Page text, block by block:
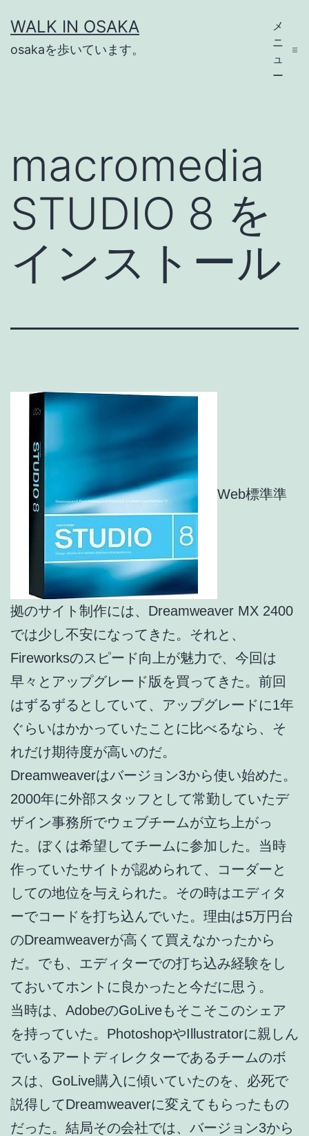
ン
テ
WALK IN OSAKA
osakaを歩いています。
メ
ニ
ュ
ー
macromedia
STUDIO 8 を
インストール
Web標準準
拠のサイト制作には、Dreamweaver MX 2400
では少し不安になってきた。それと、
Fireworksのスピード向上が魅力で、今回は
早々とアップグレード版を買ってきた。前回
はずるずるとしていて、アップグレードに1年
ぐらいはかかっていたことに比べるなら、そ
れだけ期待度が高いのだ。
Dreamweaverはバージョン3から使い始めた。
2000年に外部スタッフとして常勤していたデ
ザイン事務所でウェブチームが立ち上がっ
た。ぼくは希望してチームに参加した。当時
作っていたサイトが認められて、コーダーと
しての地位を与えられた。その時はエディタ
ーでコードを打ち込んでいた。理由は5万円台
のDreamweaverが高くて買えなかったから
だ。でも、エディターでの打ち込み経験をし
ておいてホントに良かったと今だに思う。
当時は、AdobeのGoLiveもそこそこのシェア
を持っていた。PhotoshopやIllustratorに親しん
でいるアートディレクターであるチームのボ
スは、GoLive購入に傾いていたのを、必死で
説得してDreamweaverに変えてもらったもの
だった。結局その会社では、バージョン3から